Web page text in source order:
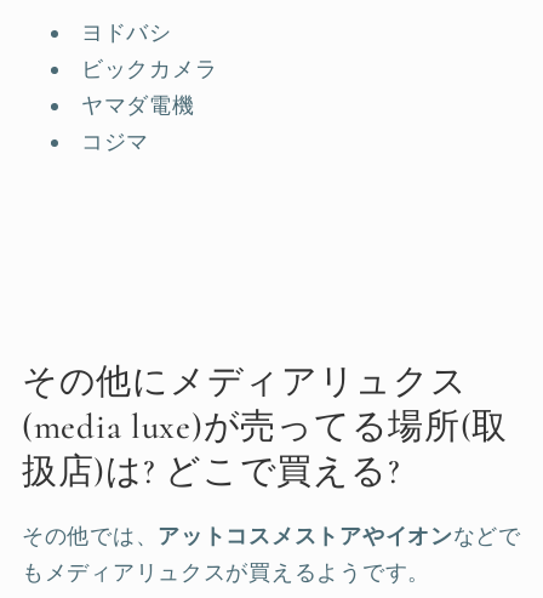
ヨドバシ
ビックカメラ
ヤマダ電機
コジマ
その他にメディアリュクス
(media luxe)が売ってる場所(取
扱店)は? どこで買える?
その他では、 アットコスメストアやイオンなどで
もメディアリュクスが買えるようです。